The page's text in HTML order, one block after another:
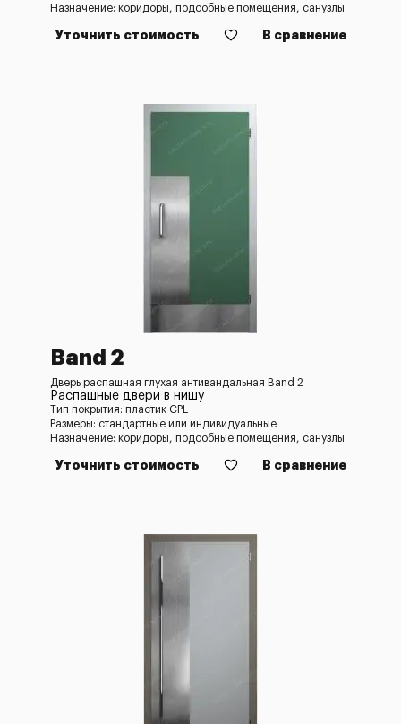
Назначение: коридоры, подсобные помещения, санузлы
Уточнить стоимость В сравнение
Band 2
Дверь распашная глухая антивандальная Band 2
Распашные двери в нишу
Тип покрытия: пластик CPL
Размеры: стандартные или индивидуальные
Назначение: коридоры, подсобные помещения, санузлы
Уточнить стоимость В сравнение